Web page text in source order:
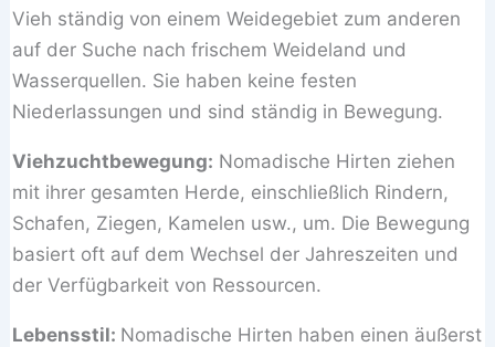
Vieh ständig von einem Weidegebiet zum anderen
auf der Suche nach frischem Weideland und
Wasserquellen. Sie haben keine festen
Niederlassungen und sind ständig in Bewegung.
Viehzuchtbewegung: Nomadische Hirten ziehen
mit ihrer gesamten Herde, einschließlich Rindern,
Schafen, Ziegen, Kamelen usw., um. Die Bewegung
basiert oft auf dem Wechsel der Jahreszeiten und
der Verfügbarkeit von Ressourcen.
Lebensstil: Nomadische Hirten haben einen äußerst